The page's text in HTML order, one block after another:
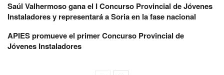
Saúl Valhermoso gana el I Concurso Provincial de Jóvenes
Instaladores y representará a Soria en la fase nacional
APIES promueve el primer Concurso Provincial de
Jóvenes Instaladores